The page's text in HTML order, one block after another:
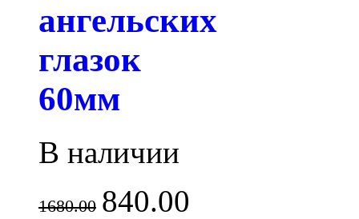
ангельских
глазок
60мм
В наличии
1680.00 840.00